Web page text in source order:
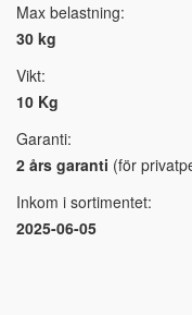
Max belastning:
30 kg
Vikt:
10 Kg
Garanti:
2 års garanti (för
Inkom i sortimentet:
2025-06-05